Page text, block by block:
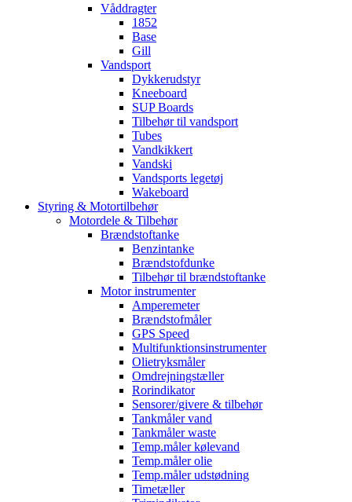
Våddragter
1852
Base
Gill
Vandsport
Dykkerudstyr
Kneeboard
SUP Boards
Tilbehør til vandsport
Tubes
Vandkikkert
Vandski
Vandsports legetøj
Wakeboard
Styring & Motortilbehør
Motordele & Tilbehør
Brændstoftanke
Benzintanke
Brændstofdunke
Tilbehør til brændstoftanke
Motor instrumenter
Amperemeter
Brændstofmåler
GPS Speed
Multifunktionsinstrumenter
Olietryksmåler
Omdrejningstæller
Rorindikator
Sensorer/givere & tilbehør
Tankmåler vand
Tankmåler waste
Temp.måler kølevand
Temp.måler olie
Temp.måler udstødning
Timetæller